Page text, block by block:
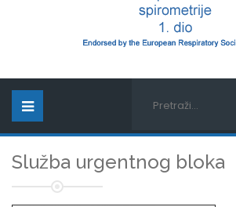
Služba urgentnog bloka